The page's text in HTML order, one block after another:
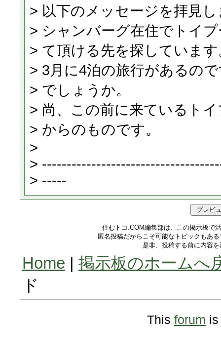
住むトコ.COM編集部は、この掲示板で
匿名投稿だからこそ可能なトピックもあ
是非、投稿する前に内容
Home | 掲示板のホームへ
ド
This forum